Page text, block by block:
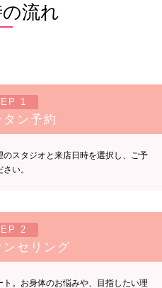
流れ
1
ン予約
のスタジオと来店日時を選択し、ご予
い。
2
セリング
。お身体のお悩みや、目指したい理